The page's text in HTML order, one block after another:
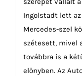
Ingolstadt lett az
Mercedes-szel
szétesett, mivel
továbbra is a
előnyben. Az